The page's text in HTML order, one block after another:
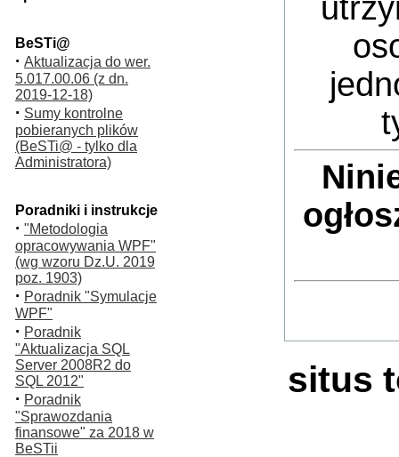
BeSTi@
· Aktualizacja do wer.
5.017.00.06 (z dn.
2019-12-18)
· Sumy kontrolne
pobieranych plików
(BeSTi@ - tylko dla
Administratora)
Poradniki i instrukcje
· "Metodologia
opracowywania WPF"
(wg wzoru Dz.U. 2019
poz. 1903)
· Poradnik "Symulacje
WPF"
· Poradnik
"Aktualizacja SQL
Server 2008R2 do
SQL 2012"
· Poradnik
"Sprawozdania
finansowe" za 2018 w
BeSTii
situs